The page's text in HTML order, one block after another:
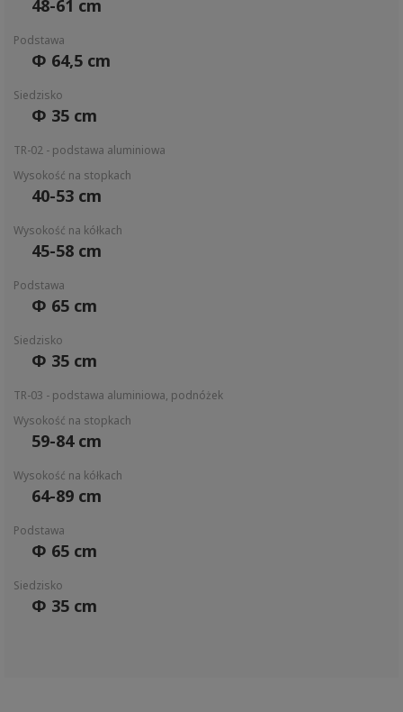
48-61 cm
Podstawa
Φ 64,5 cm
Siedzisko
Φ 35 cm
TR-02 - podstawa aluminiowa
Wysokość na stopkach
40-53 cm
Wysokość na kółkach
45-58 cm
Podstawa
Φ 65 cm
Siedzisko
Φ 35 cm
TR-03 - podstawa aluminiowa, podnóżek
Wysokość na stopkach
59-84 cm
Wysokość na kółkach
64-89 cm
Podstawa
Φ 65 cm
Siedzisko
Φ 35 cm